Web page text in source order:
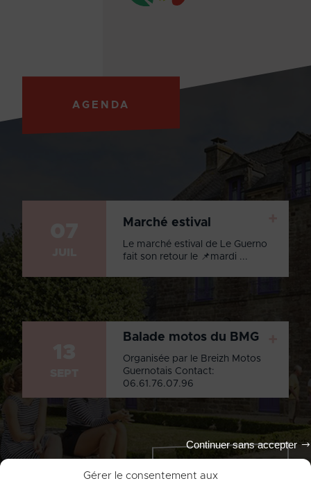
Gérer le consentement aux
Continuer sans accepter
AGENDA
Marché estival
Le marché estival de Le Guerno
fait son retour le 📌mardi ...
Balade motos du BMG
Organisée par le Breizh Motos
Guernotais Contact:
06.61.76.07.96